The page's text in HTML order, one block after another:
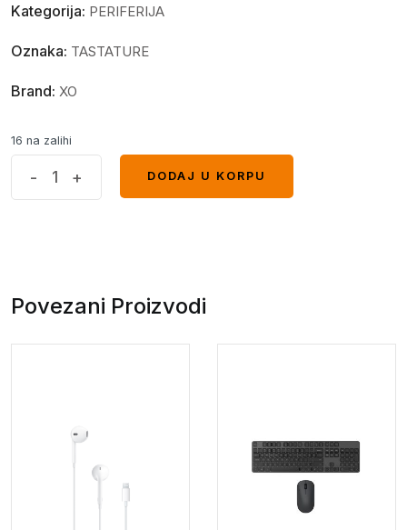
Kategorija: PERIFERIJA
Oznaka: TASTATURE
Brand: XO
16 na zalihi
+
- +
DODAJ U KORPU
Povezani Proizvodi